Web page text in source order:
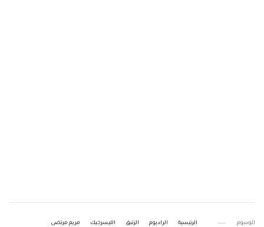
الوسوم الرئيسية الراديوم الزئبق الليسرجيك مريم مرتضى